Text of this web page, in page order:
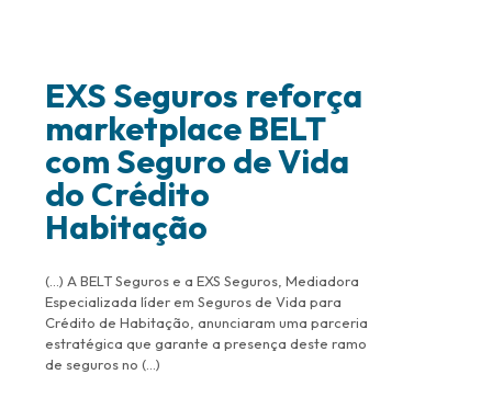
EXS Seguros reforça
marketplace BELT
com Seguro de Vida
do Crédito
Habitação
(…) A BELT Seguros e a EXS Seguros, Mediadora
Especializada líder em Seguros de Vida para
Crédito de Habitação, anunciaram uma parceria
estratégica que garante a presença deste ramo
de seguros no (…)